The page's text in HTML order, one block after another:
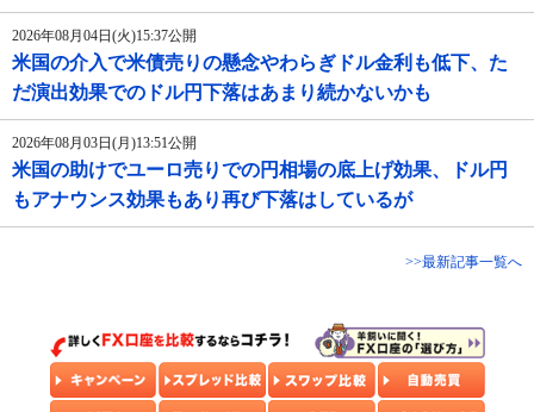
2026年08月04日(火)15:37公開
米国の介入で米債売りの懸念やわらぎドル金利も低下、た
だ演出効果でのドル円下落はあまり続かないかも
2026年08月03日(月)13:51公開
米国の助けでユーロ売りでの円相場の底上げ効果、ドル円
もアナウンス効果もあり再び下落はしているが
>>最新記事一覧へ